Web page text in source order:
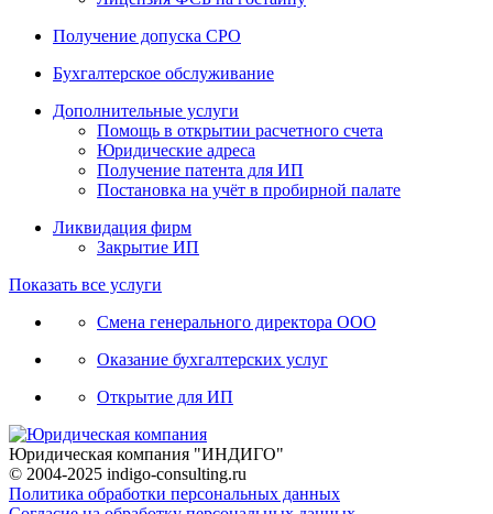
Получение допуска СРО
Бухгалтерское обслуживание
Дополнительные услуги
Помощь в открытии расчетного счета
Юридические адреса
Получение патента для ИП
Постановка на учёт в пробирной палате
Ликвидация фирм
Закрытие ИП
Показать все услуги
Смена генерального директора ООО
Оказание бухгалтерских услуг
Открытие для ИП
Юридическая компания "ИНДИГО"
© 2004-2025 indigo-consulting.ru
Политика обработки персональных данных